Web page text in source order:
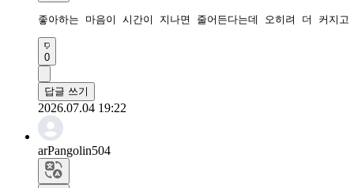
좋아하는 마음이 시간이 지나면 줄어든다는데 오히려 더 커지
0
답글 쓰기
2026.07.04 19:22
arPangolin504